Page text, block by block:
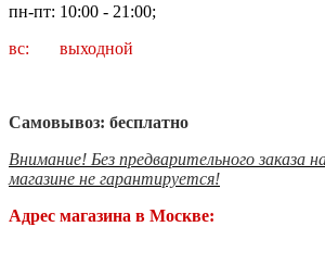
пн-пт: 10:00 - 21:00;
вс: выходной
Самовывоз: бесплатно
Внимание! Без предварительного заказа
магазине не гарантируется!
Адрес магазина в Москве: